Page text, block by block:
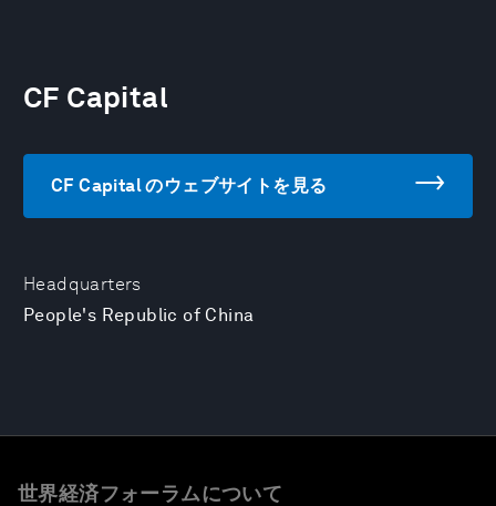
Headquarters
People's Republic of China
CF Capital
CF Capital のウェブサイトを見る
世界経済フォーラムについて